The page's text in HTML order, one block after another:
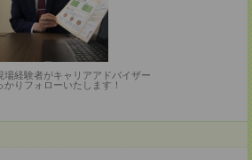
場経験者がキャリアアドバイザー
かりフォローいたします！